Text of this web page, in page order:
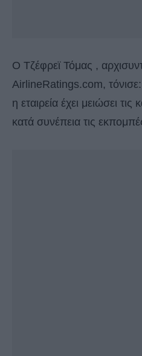
O Τζέφρεϊ Τόμας ,
AirlineRatings.com, τόνισε:
η εταιρεία έχει μειώσει
κατά συνέπεια τις